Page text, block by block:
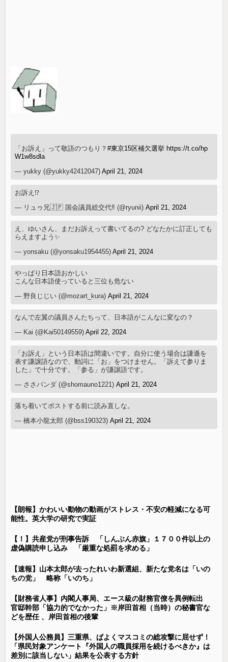
「お訴え」って敬語のつもり？#東京15区補欠選挙 https://t.co/hp
W1w8sdla
— yukky (@yukky42412047)April 21, 2024
お訴え⁉️
— リュゥ兄🇯🇵 国会議員総交代‼️ (@ryunii)April 21, 2024
え、ゆいさん、まだお訴えって書いてるの? どなたかに訂正しても
らえますよう✨
— yonsaku (@yonsaku1954455)April 21, 2024
やっぱり日本語おかしい
こんな日本語使っていると三位も危ない
— 野良じじい (@mozart_kura)April 21, 2024
なんで左翼の議員さんたちって、日本語がこんなに変なの？
— Kai (@Kai50149559)April 22, 2024
「お訴え」という日本語は間違いです。自分に使う場合は謙遜を
表す謙譲語なので、動詞に「お」をつけません。「訴えて参りま
した」で十分です。「参る」が謙譲語です。
— ささパンダ (@shomauno1221)April 21, 2024
落ち着いてポストする前に読み直しな。
— 橋本小龍太郎 (@bss190323)April 21, 2024
【朗報】かわいい動物の動画がストレス・不安の軽減になる可
能性。英大学の研究で実証
【！】共産党が刑事告訴 「しんぶん赤旗」１７００件以上の
虚偽購読申し込み 「厳重な処罰を求める」
【速報】山本太郎が去ったれいわ新選組、新たな党名は「いの
ちの党」 略称「いのち」
【財務省人事】内閣人事局、エース級の財務官僚を異例転出
官邸幹部「協力的でなかった」※岸田首相（当時）の秘書官な
どを歴任 、岸田首相の後輩
【外国人公務員】三重県、ぱよくマスコミの総攻撃に屈せず！
「県民対象アンケート『外国人の職員採用を続けるべきか』は
差別に該当しない」結果を公表する方針